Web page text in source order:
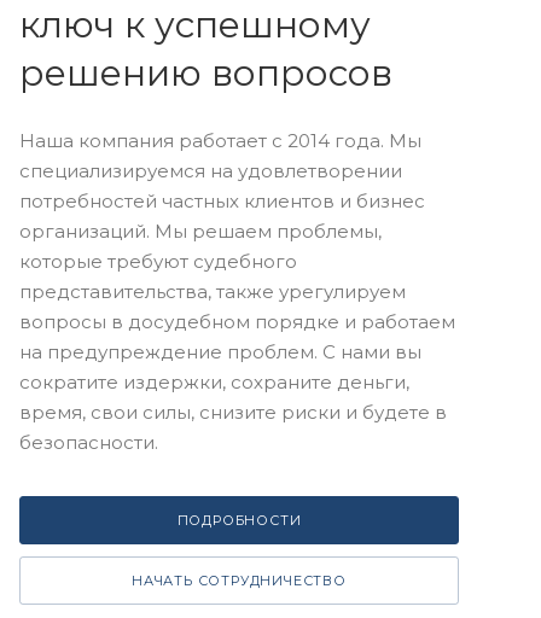
ключ к успешному
решению вопросов
Наша компания работает с 2014 года. Мы
специализируемся на удовлетворении
потребностей частных клиентов и бизнес
организаций. Мы решаем проблемы,
которые требуют судебного
представительства, также урегулируем
вопросы в досудебном порядке и работаем
на предупреждение проблем. С нами вы
сократите издержки, сохраните деньги,
время, свои силы, снизите риски и будете в
безопасности.
ПОДРОБНОСТИ
НАЧАТЬ СОТРУДНИЧЕСТВО